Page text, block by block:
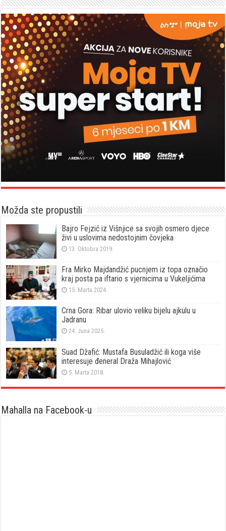
Možda ste propustili
Bajro Fejzić iz Višnjice sa svojih osmero djece
živi u uslovima nedostojnim čovjeka
13. Oktobra 2019.
Fra Mirko Majdandžić pucnjem iz topa označio
kraj posta pa iftario s vjernicima u Vukeljićima
15. Marta 2024.
Crna Gora: Ribar ulovio veliku bijelu ajkulu u
Jadranu
24. Juna 2025.
Suad Džafić: Mustafa Busuladžić ili koga više
interesuje đeneral Draža Mihajlović
5. Marta 2018.
Mahalla na Facebook-u